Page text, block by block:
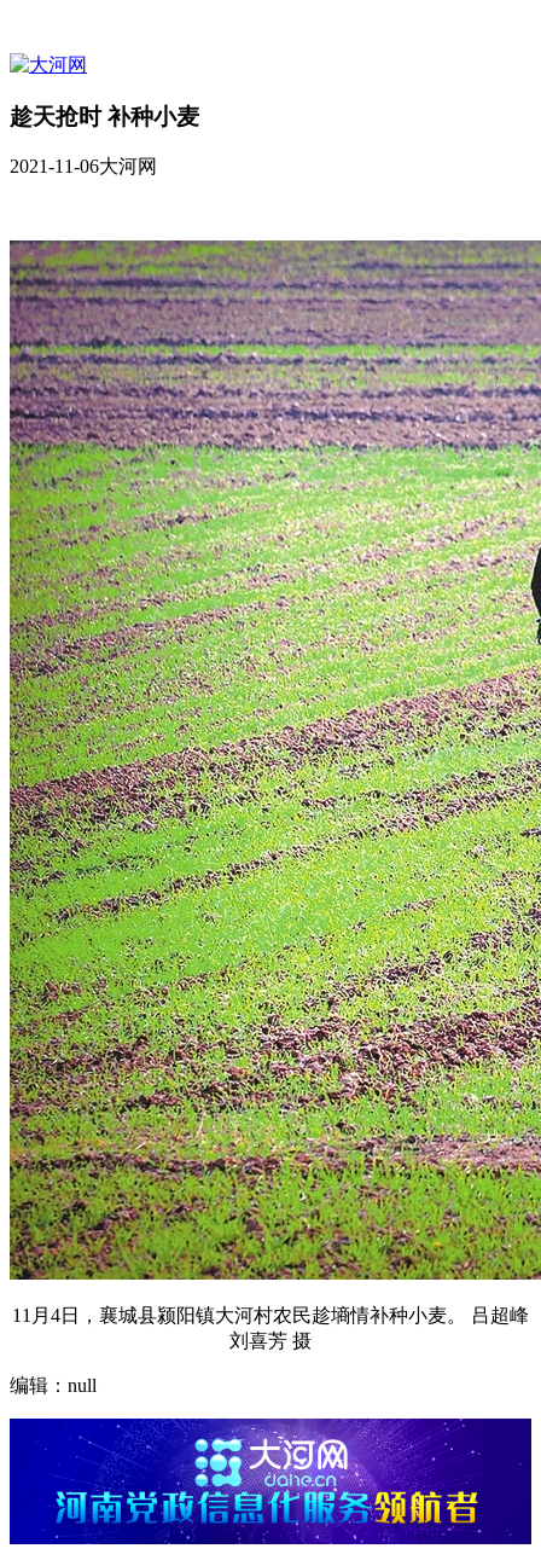
趁天抢时 补种小麦
2021-11-06大河网
11月4日，襄城县颍阳镇大河村农民趁墒情补种小麦。 吕超峰
刘喜芳 摄
编辑：null